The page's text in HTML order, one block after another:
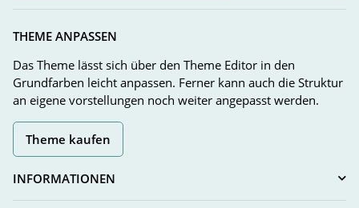
THEME ANPASSEN
Das Theme lässt sich über den Theme Editor in den
Grundfarben leicht anpassen. Ferner kann auch die Struktur
an eigene vorstellungen noch weiter angepasst werden.
Theme kaufen
INFORMATIONEN